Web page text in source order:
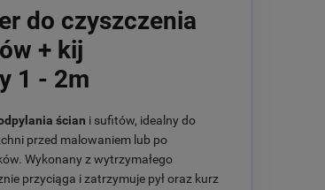
do czyszczenia
+ kij
1 - 2m
ścian i sufitów, idealny do
przed malowaniem lub po
Wykonany z wytrzymałego
przyciąga i zatrzymuje pył oraz kurz